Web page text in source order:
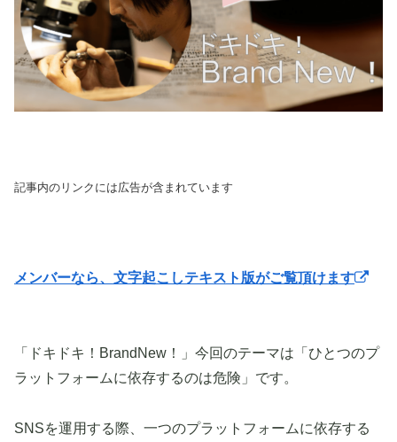
記事内のリンクには広告が含まれています
メンバーなら、文字起こしテキスト版がご覧頂けます
「ドキドキ！BrandNew！」今回のテーマは「ひとつのプ
ラットフォームに依存するのは危険」です。
SNSを運用する際、一つのプラットフォームに依存する